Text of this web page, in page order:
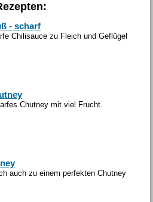
- scharf
Chilisauce zu Fleich und Geflügel
Chutney mit viel Frucht.
auch zu einem perfekten Chutney